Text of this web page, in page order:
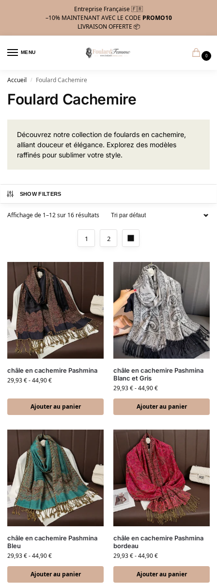
Entreprise Française 🇫🇷
–10% MAINTENANT AVEC LE CODE PROMO10
LIVRAISON OFFERTE 📦
MENU
0
Accueil / Foulard Cachemire
Foulard Cachemire
Découvrez notre collection de foulards en cachemire,
alliant douceur et élégance. Explorez des modèles
raffinés pour sublimer votre style.
SHOW FILTERS
Affichage de 1–12 sur 16 résultats
1 2
châle en cachemire Pashmina
29,93€-44,90€
Ajouter au panier
châle en cachemire Pashmina
Blanc et Gris
29,93€-44,90€
Ajouter au panier
châle en cachemire Pashmina
Bleu
29,93€-44,90€
Ajouter au panier
châle en cachemire Pashmina
bordeau
29,93€-44,90€
Ajouter au panier